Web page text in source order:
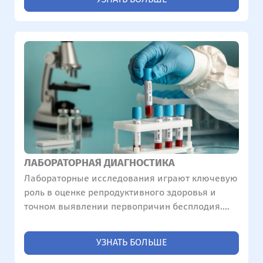
используются для оценки структуры и здоровья
точной интерпретации гормонального профиля
и базового репродуктивного здоровья.
ЛАБОРАТОРНАЯ ДИАГНОСТИКА
Лабораторные исследования играют ключевую
роль в оценке репродуктивного здоровья и
точном выявлении первопричин бесплодия.
лабораторной диагностики для поддержки
вашего индивидуального плана лечения.
УЗНАТЬ БОЛЬШЕ